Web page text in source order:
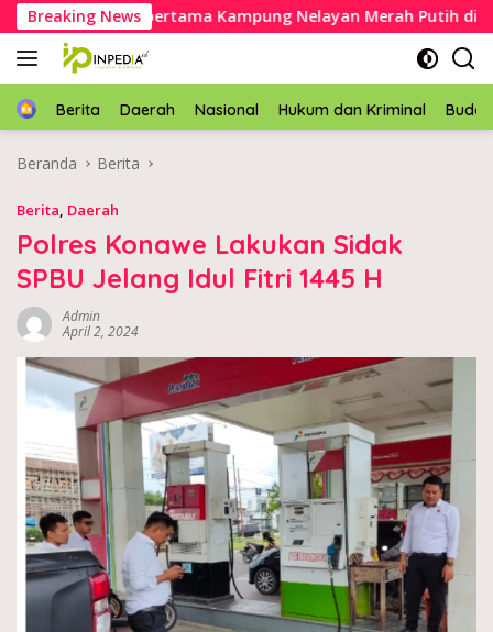
Langsung
ke
konten
Breaking News
batu pertama Kampung Nelayan Merah Putih di Muara
HomeBerita Daerah Nasional Hukum dan Kriminal
Beranda Berita
Berita, Daerah
Polres Konawe Lakukan Sidak
SPBU Jelang Idul Fitri 1445 H
Admin
April 2, 2024